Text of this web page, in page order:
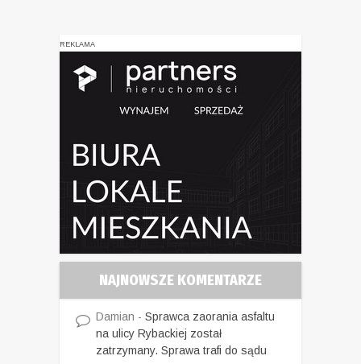
REKLAMA
NAJNOWSZE KOMENTARZE
Damian - Sprawca zaorania asfaltu
na ulicy Rybackiej został
zatrzymany. Sprawa trafi do sądu